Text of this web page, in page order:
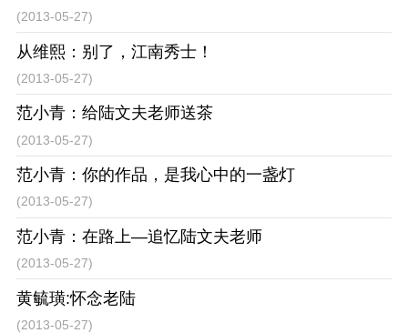
(2013-05-27)
从维熙：别了，江南秀士！
(2013-05-27)
范小青：给陆文夫老师送茶
(2013-05-27)
范小青：你的作品，是我心中的一盏灯
(2013-05-27)
范小青：在路上—追忆陆文夫老师
(2013-05-27)
黄毓璜:怀念老陆
(2013-05-27)